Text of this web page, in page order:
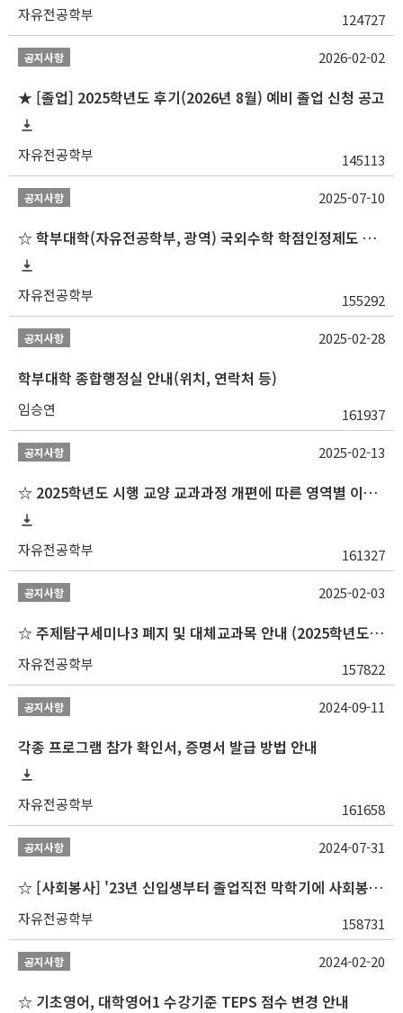
자유전공학부 124727
공지사항
★ [졸업] 2025학년도 후기(2026년 8월) 예비 졸업 신청 공고
자유전공학부 145113
2026-02-02
공지사항
☆ 학부대학(자유전공학부, 광역) 국외수학 학점인정제도 변경 안내(2025-2학기 파견학생부터)
자유전공학부 155292
2025-07-10
공지사항
학부대학 종합행정실 안내(위치, 연락처 등)
임승연 161937
2025-02-28
공지사항
☆ 2025학년도 시행 교양 교과과정 개편에 따른 영역별 이수 안내
자유전공학부 161327
2025-02-13
공지사항
☆ 주제탐구세미나3 폐지 및 대체교과목 안내 (2025학년도 1학기부터)
자유전공학부 157822
2025-02-03
공지사항
각종 프로그램 참가 확인서, 증명서 발급 방법 안내
자유전공학부 161658
2024-09-11
공지사항
☆ [사회봉사] '23년 신입생부터 졸업직전 막학기에 사회봉사1,2,3 수강 불가
자유전공학부 158731
2024-07-31
공지사항
☆ 기초영어, 대학영어1 수강기준 TEPS 점수 변경 안내
2024-02-20